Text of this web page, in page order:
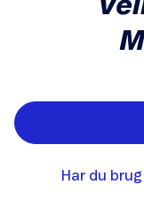
Har du